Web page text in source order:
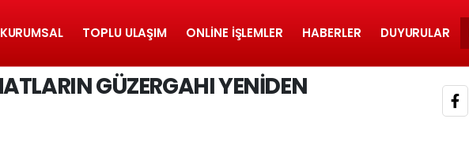
KURUMSAL TOPLU ULAŞIM ONLINE İŞLEMLER HABERLER DUYURULAR
GÜZERGAHI YENIDEN